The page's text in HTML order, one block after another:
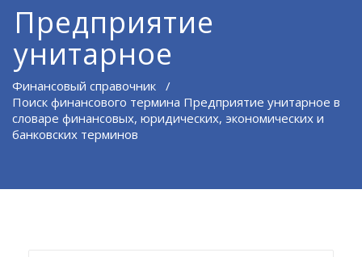
Предприятие
унитарное
Финансовый справочник /
Поиск финансового термина Предприятие унитарное в
словаре финансовых, юридических, экономических и
банковских терминов